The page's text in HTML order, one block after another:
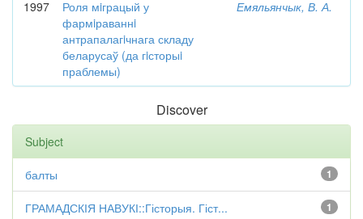
1997
Роля мiграцый у
фармiраваннi
антрапалагiчнага складу
беларусаў (да гiсторыi
праблемы)
Емяльянчык, В. А.
Discover
Subject
1
балты
1
ГРАМАДСКІЯ НАВУКІ::Гісторыя. Гіст...